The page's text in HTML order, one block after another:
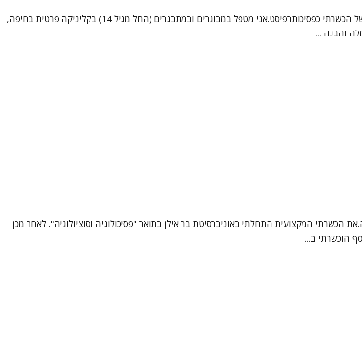
שמי ערן צח, עובד סוציאלי קליני (MSW). בנוסף, בימים אלו אני נמצא בשלבי סיום של הכשרתי כפסיכותרפיסט.אני מטפל במבוגרים ובמתבגרים (החל מגיל 14) בקליניקה פרטית בחיפה,
והבנה ...
הכשרתי המקצועית התחלתי באוניברסיטת בר אילן בתואר "פסיכולוגיה וסוציולוגיה". לאחר מכן
הוכשרתי ב...